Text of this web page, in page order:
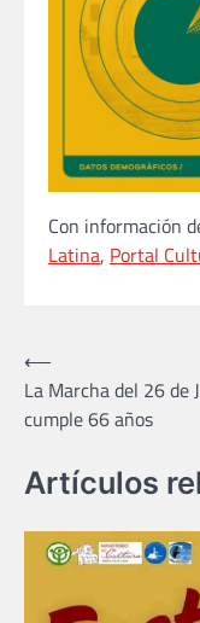
Con información
Latina, Portal
Navegación
de
entradas
⟵
La Marcha del 26 de
cumple 66 años
Artículos